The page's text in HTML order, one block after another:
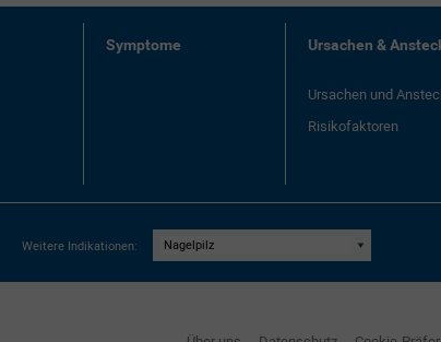
Symptome Ursachen &
Ursachen und
Risikofaktoren
Weitere Indikationen: